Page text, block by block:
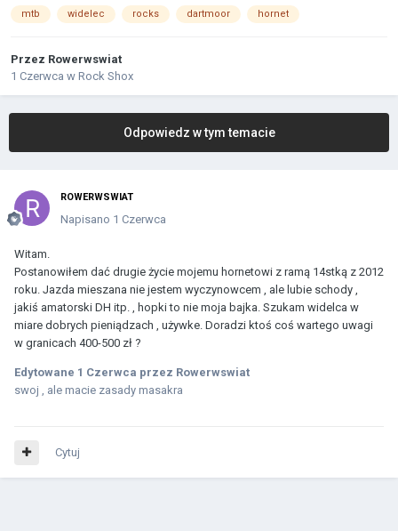
mtb widelec rocks dartmoor hornet
Przez Rowerwswiat
1 Czerwca w Rock Shox
Odpowiedz w tym temacie
ROWERWSWIAT
Napisano 1 Czerwca
Witam.
Postanowiłem dać drugie życie mojemu hornetowi z ramą 14stką z 2012
roku. Jazda mieszana nie jestem wyczynowcem , ale lubie schody ,
jakiś amatorski DH itp. , hopki to nie moja bajka. Szukam widelca w
miare dobrych pieniądzach , używke. Doradzi ktoś coś wartego uwagi
w granicach 400-500 zł ?
Edytowane 1 Czerwca przez Rowerwswiat
swoj , ale macie zasady masakra
Cytuj